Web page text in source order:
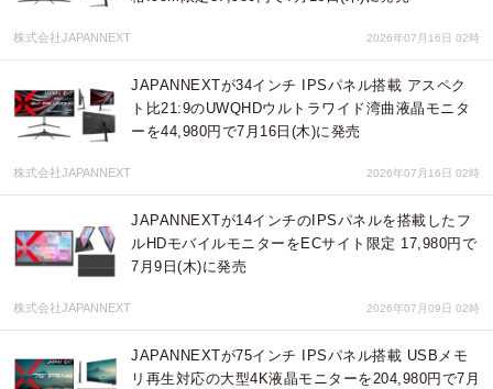
株式会社JAPANNEXT 2026年07月16日 02時
JAPANNEXTが34インチ IPSパネル搭載 アスペク
ト比21:9のUWQHDウルトラワイド湾曲液晶モニタ
ーを44,980円で7月16日(木)に発売
株式会社JAPANNEXT 2026年07月16日 02時
JAPANNEXTが14インチのIPSパネルを搭載したフ
ルHDモバイルモニターをECサイト限定 17,980円で
7月9日(木)に発売
株式会社JAPANNEXT 2026年07月09日 02時
JAPANNEXTが75インチ IPSパネル搭載 USBメモ
リ再生対応の大型4K液晶モニターを204,980円で7月